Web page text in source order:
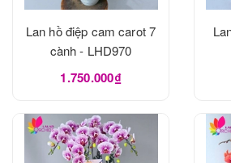
Lan hồ điệp cam carot 7
cành - LHD970
1.750.000₫